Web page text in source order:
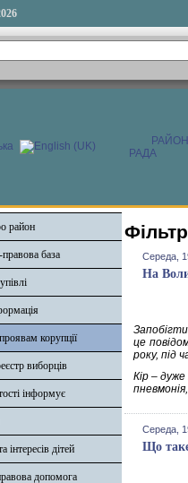
РАДА
район
база
корупції
виборців
інформує
інтересів дітей
допомога
Середа,
На
це
року, під
Кір –
Середа,
Що